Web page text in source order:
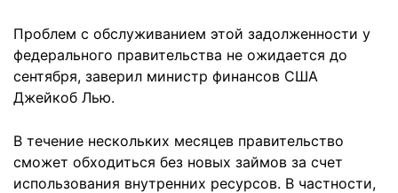
Проблем с обслуживанием этой задолженности у
федерального правительства не ожидается до
сентября, заверил министр финансов США
Джейкоб Лью.
В течение нескольких месяцев правительство
сможет обходиться без новых займов за счет
использования внутренних ресурсов. В частности,